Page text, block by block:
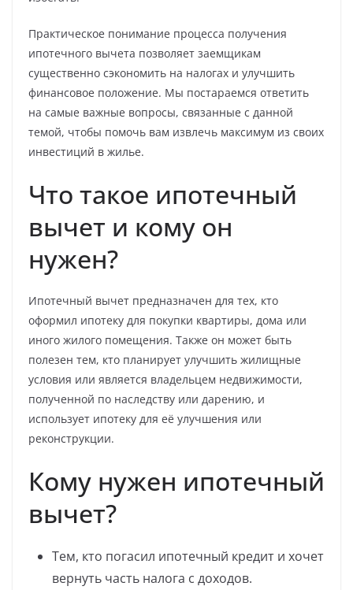
Практическое понимание процесса получения
ипотечного вычета позволяет заемщикам
существенно сэкономить на налогах и улучшить
финансовое положение. Мы постараемся ответить
на самые важные вопросы, связанные с данной
темой, чтобы помочь вам извлечь максимум из своих
инвестиций в жилье.
Что такое ипотечный
вычет и кому он
нужен?
Ипотечный вычет предназначен для тех, кто
оформил ипотеку для покупки квартиры, дома или
иного жилого помещения. Также он может быть
полезен тем, кто планирует улучшить жилищные
условия или является владельцем недвижимости,
полученной по наследству или дарению, и
использует ипотеку для её улучшения или
реконструкции.
Кому нужен ипотечный
вычет?
Тем, кто погасил ипотечный кредит и хочет
вернуть часть налога с доходов.